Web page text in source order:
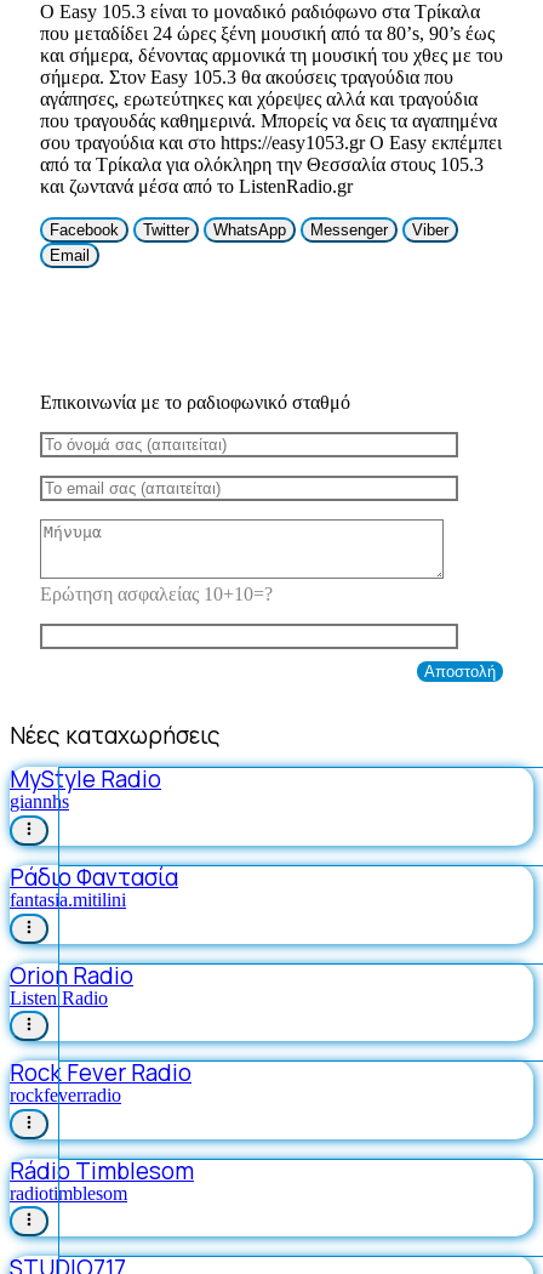
Ο Easy 105.3 είναι το μοναδικό ραδιόφωνο στα Τρίκαλα
που μεταδίδει 24 ώρες ξένη μουσική από τα 80’s, 90’s έως
και σήμερα, δένοντας αρμονικά τη μουσική του χθες με του
σήμερα. Στον Easy 105.3 θα ακούσεις τραγούδια που
αγάπησες, ερωτεύτηκες και χόρεψες αλλά και τραγούδια
που τραγουδάς καθημερινά. Μπορείς να δεις τα αγαπημένα
σου τραγούδια και στο https://easy1053.gr Ο Easy εκπέμπει
από τα Τρίκαλα για ολόκληρη την Θεσσαλία στους 105.3
και ζωντανά μέσα από το ListenRadio.gr
Facebook Twitter WhatsApp Messenger
Viber
Email
Επικοινωνία με το ραδιοφωνικό σταθμό
Ερώτηση ασφαλείας 10+10=?
Νέες καταχωρήσεις
MyStyle Radio
giannhs
Ράδιο Φαντασία
fantasia.mitilini
Orion Radio
Listen Radio
Rock Fever Radio
rockfeverradio
Rádio Timblesom
radiotimblesom